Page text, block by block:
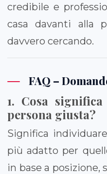
credibile e
casa davanti alla
davvero cercando.
FAQ –
1. Cosa
persona giusta?
Significa
più adatto per
in base a posizione,